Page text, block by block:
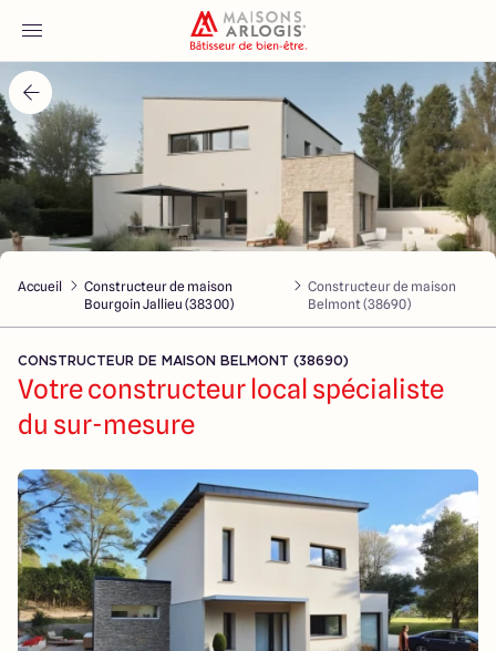
Accueil
Nos maisons
Nos annonces
Votre projet
Qui sommes-nous
Maisons ARLOGIS Lyon Est
151 route de Grenoble
69800 Saint Priest
4.9
Accueil
Constructeur de maison
Bourgoin Jallieu (38300)
Constructeur de maison
Belmont (38690)
CONSTRUCTEUR DE MAISON BELMONT (38690)
Votre constructeur local spécialiste
du sur-mesure